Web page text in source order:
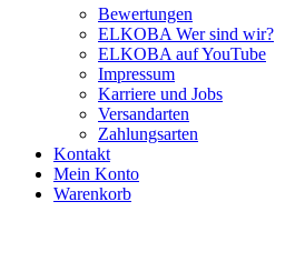
Bewertungen
ELKOBA Wer sind wir?
ELKOBA auf YouTube
Impressum
Karriere und Jobs
Versandarten
Zahlungsarten
Kontakt
Mein Konto
Warenkorb